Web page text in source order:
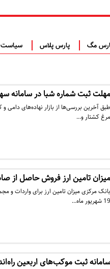
مگ پارس پلاس سیاست
مهلت ثبت شماره شبا در سامانه
طبق آخرین بررسی‌ها از بازار نهاده‌های دامی
مرغ کشتار و…
میزان تامین ارز فروش حاصل از
بانک مرکزی میزان تامین ارز برای واردات و
19 شهریور ماه…
سامانه ثبت موکب‌های اربعین